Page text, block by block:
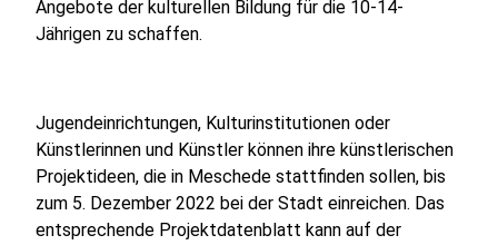
Angebote der kulturellen Bildung für die 10-14-
Jährigen zu schaffen.
Jugendeinrichtungen, Kulturinstitutionen oder
Künstlerinnen und Künstler können ihre künstlerischen
Projektideen, die in Meschede stattfinden sollen, bis
zum 5. Dezember 2022 bei der Stadt einreichen. Das
entsprechende Projektdatenblatt kann auf der